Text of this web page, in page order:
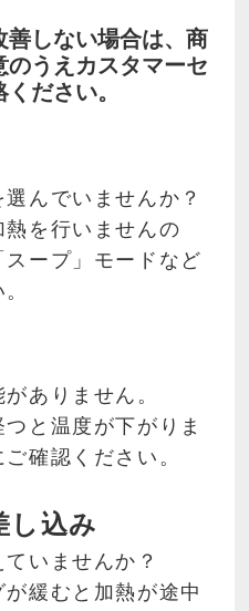
善しない場合は、商
のうえカスタマーセ
ださい。
選んでいませんか？
を行いませんの
ープ」モードなど
ありません。
と温度が下がりま
確認ください。
し込み
いませんか？
緩むと加熱が途中